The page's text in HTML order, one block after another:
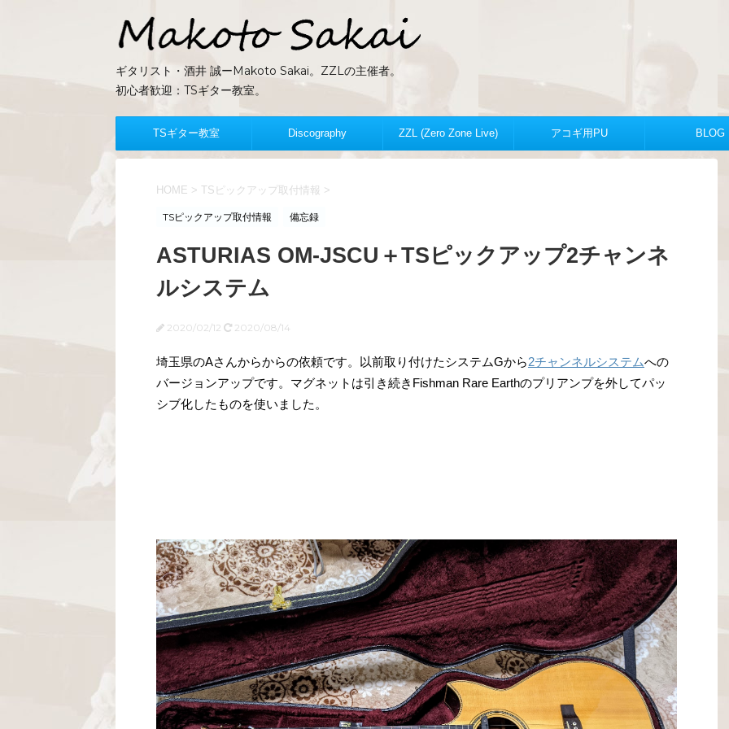
ギタリスト・酒井 誠ーMakoto Sakai。ZZLの主催者。
初心者歓迎：TSギター教室。
TSギター教室 Discography ZZL (Zero Zone Live) アコギ用PU BLOG
HOME > TSピックアップ取付情報 >
TSピックアップ取付情報 備忘録
ASTURIAS OM-JSCU＋TSピックアップ2チャンネ
ルシステム
2020/02/12 2020/08/14
埼玉県のAさんからからの依頼です。以前取り付けたシステムGから2チャンネルシステムへの
バージョンアップです。マグネットは引き続きFishman Rare Earthのプリアンプを外してパッ
シブ化したものを使いました。